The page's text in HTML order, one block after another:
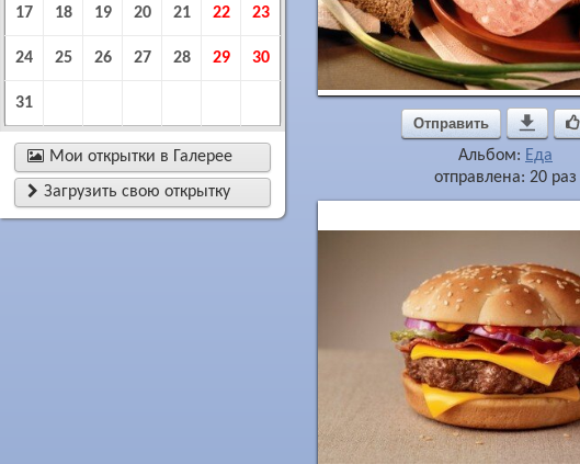
17 18 19 20 21 22 23
24 25 26 27 28 29 30
31
 Мои открытки в Галерее
 Загрузить свою открытку
Отправить 
Альбом: Еда
отправлена: 20 раз